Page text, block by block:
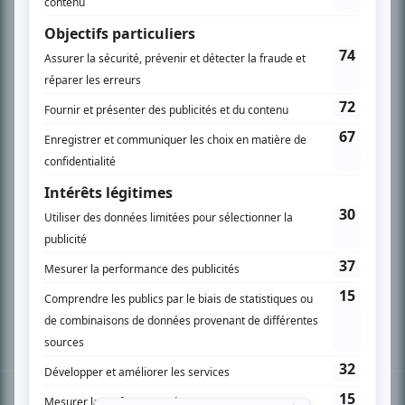
PLAN DU SITE
Accueil
Liste des oeuvres
Recherche avancée
À propos
Termes et conditions
Politique de confidentialité